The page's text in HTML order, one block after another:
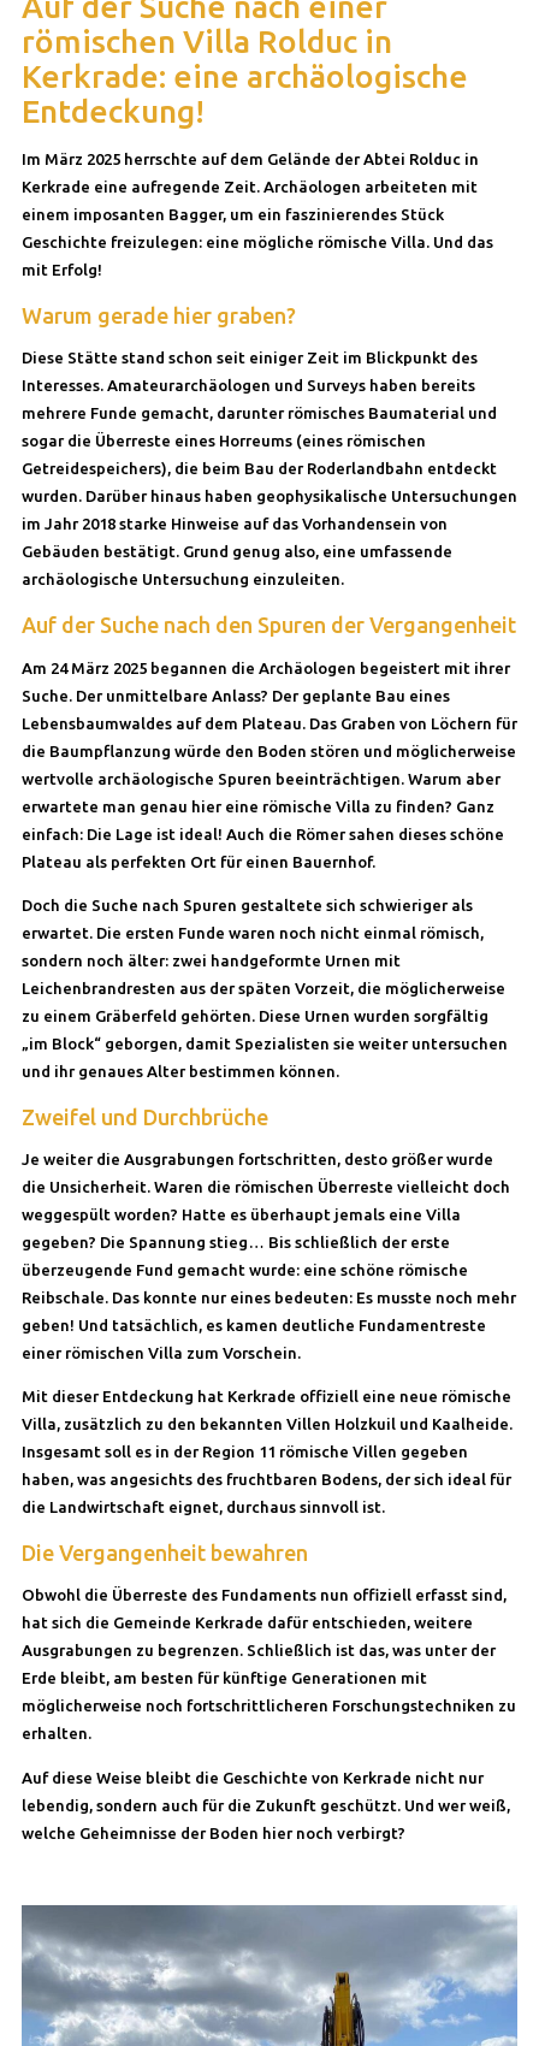
römischen Villa Rolduc in
Kerkrade: eine archäologische
Entdeckung!
Im März 2025 herrschte auf dem Gelände der Abtei Rolduc in
Kerkrade eine aufregende Zeit. Archäologen arbeiteten mit
einem imposanten Bagger, um ein faszinierendes Stück
Geschichte freizulegen: eine mögliche römische Villa. Und das
mit Erfolg!
Warum gerade hier graben?
Diese Stätte stand schon seit einiger Zeit im Blickpunkt des
Interesses. Amateurarchäologen und Surveys haben bereits
mehrere Funde gemacht, darunter römisches Baumaterial und
sogar die Überreste eines Horreums (eines römischen
Getreidespeichers), die beim Bau der Roderlandbahn entdeckt
wurden. Darüber hinaus haben geophysikalische Untersuchungen
im Jahr 2018 starke Hinweise auf das Vorhandensein von
Gebäuden bestätigt. Grund genug also, eine umfassende
archäologische Untersuchung einzuleiten.
Auf der Suche nach den Spuren der Vergangenheit
Am 24 März 2025 begannen die Archäologen begeistert mit ihrer
Suche. Der unmittelbare Anlass? Der geplante Bau eines
Lebensbaumwaldes auf dem Plateau. Das Graben von Löchern für
die Baumpflanzung würde den Boden stören und möglicherweise
wertvolle archäologische Spuren beeinträchtigen. Warum aber
erwartete man genau hier eine römische Villa zu finden? Ganz
einfach: Die Lage ist ideal! Auch die Römer sahen dieses schöne
Plateau als perfekten Ort für einen Bauernhof.
Doch die Suche nach Spuren gestaltete sich schwieriger als
erwartet. Die ersten Funde waren noch nicht einmal römisch,
sondern noch älter: zwei handgeformte Urnen mit
Leichenbrandresten aus der späten Vorzeit, die möglicherweise
zu einem Gräberfeld gehörten. Diese Urnen wurden sorgfältig
„im Block“ geborgen, damit Spezialisten sie weiter untersuchen
und ihr genaues Alter bestimmen können.
Zweifel und Durchbrüche
Je weiter die Ausgrabungen fortschritten, desto größer wurde
die Unsicherheit. Waren die römischen Überreste vielleicht doch
weggespült worden? Hatte es überhaupt jemals eine Villa
gegeben? Die Spannung stieg… Bis schließlich der erste
überzeugende Fund gemacht wurde: eine schöne römische
Reibschale. Das konnte nur eines bedeuten: Es musste noch mehr
geben! Und tatsächlich, es kamen deutliche Fundamentreste
einer römischen Villa zum Vorschein.
Mit dieser Entdeckung hat Kerkrade offiziell eine neue römische
Villa, zusätzlich zu den bekannten Villen Holzkuil und Kaalheide.
Insgesamt soll es in der Region 11 römische Villen gegeben
haben, was angesichts des fruchtbaren Bodens, der sich ideal für
die Landwirtschaft eignet, durchaus sinnvoll ist.
Die Vergangenheit bewahren
Obwohl die Überreste des Fundaments nun offiziell erfasst sind,
hat sich die Gemeinde Kerkrade dafür entschieden, weitere
Ausgrabungen zu begrenzen. Schließlich ist das, was unter der
Erde bleibt, am besten für künftige Generationen mit
möglicherweise noch fortschrittlicheren Forschungstechniken zu
erhalten.
Auf diese Weise bleibt die Geschichte von Kerkrade nicht nur
lebendig, sondern auch für die Zukunft geschützt. Und wer weiß,
welche Geheimnisse der Boden hier noch verbirgt?